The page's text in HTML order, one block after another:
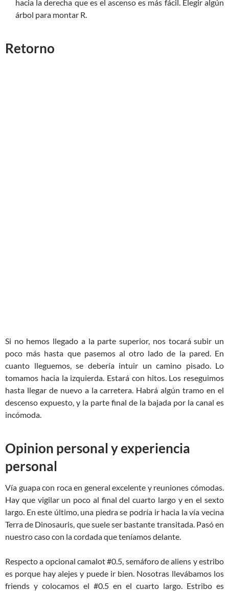
hacia la derecha que es el ascenso es más fácil. Elegir algún
árbol para montar R.
Retorno
Si no hemos llegado a la parte superior, nos tocará subir un
poco más hasta que pasemos al otro lado de la pared. En
cuanto lleguemos, se debería intuir un camino pisado. Lo
tomamos hacia la izquierda. Estará con hitos. Los reseguimos
hasta llegar de nuevo a la carretera. Habrá algún tramo en el
descenso expuesto, y la parte final de la bajada por la canal es
incómoda.
Opinion personal y experiencia
personal
Vía guapa con roca en general excelente y reuniones cómodas.
Hay que vigilar un poco al final del cuarto largo y en el sexto
largo. En este último, una piedra se podría ir hacia la vía vecina
Terra de Dinosauris, que suele ser bastante transitada. Pasó en
nuestro caso con la cordada que teníamos delante.
Respecto a opcional camalot #0.5, semáforo de aliens y estribo
es porque hay alejes y puede ir bien. Nosotras llevábamos los
friends y colocamos el #0.5 en el cuarto largo. Estribo es